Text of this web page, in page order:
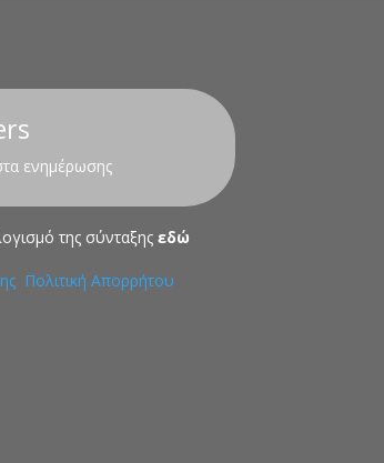
ενημέρωσης
της σύνταξης εδώ
Πολιτική Απορρήτου